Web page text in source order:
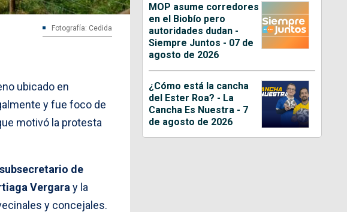
Fotografía: Cedida
ubicado en
y fue foco de
motivó la protesta
subsecretario de
Vergara y la
y concejales.
MOP asume corredores
en el Biobío pero
autoridades dudan -
Siempre Juntos - 07 de
agosto de 2026
¿Cómo está la cancha
del Ester Roa? - La
Cancha Es Nuestra - 7
de agosto de 2026